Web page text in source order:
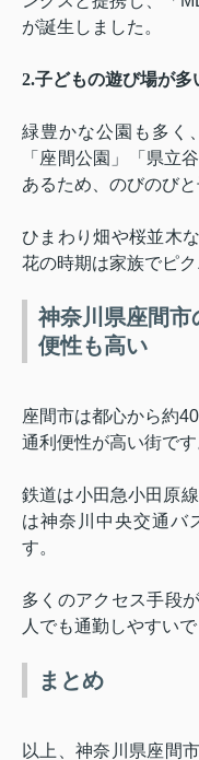
が誕生しました。
2.子どもの遊び場が多
緑豊かな公園も多く
「座間公園」「県立
あるため、のびのび
ひまわり畑や桜並木
花の時期は家族でピ
神奈川県座間
便性も高い
座間市は都心から約
通利便性が高い街です
鉄道は小田急小田原線
は神奈川中央交通バ
す。
多くのアクセス手段
人でも通勤しやすいで
まとめ
以上、 神奈川県座間